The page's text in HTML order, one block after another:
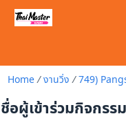
Home / งานวิ่ง / 749)
ชื่อผู้เข้าร่วมกิจกร